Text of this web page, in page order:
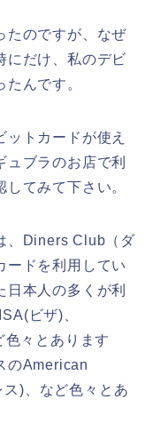
たのですが、なぜ
にだけ、私のデビ
んです。
トカードが使え
ブラのお店で利
てみて下さい。
、Diners Club（ダ
ードを利用してい
日本人の多くが利
ビザ)、
々とあります
のAmerican
)、など色々とあ